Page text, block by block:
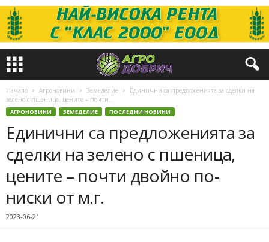
Начало Агроновини Земеделие
Единични са предложенията за сделки на
зелено с пшеница, цените – почти...
АГРОНОВИНИ ЗЕМЕДЕЛИЕ ПОСЛЕДНИ НОВИНИ
Единични са предложенията за
сделки на зелено с пшеница,
цените – почти двойно по-
ниски от м.г.
2023-06-21